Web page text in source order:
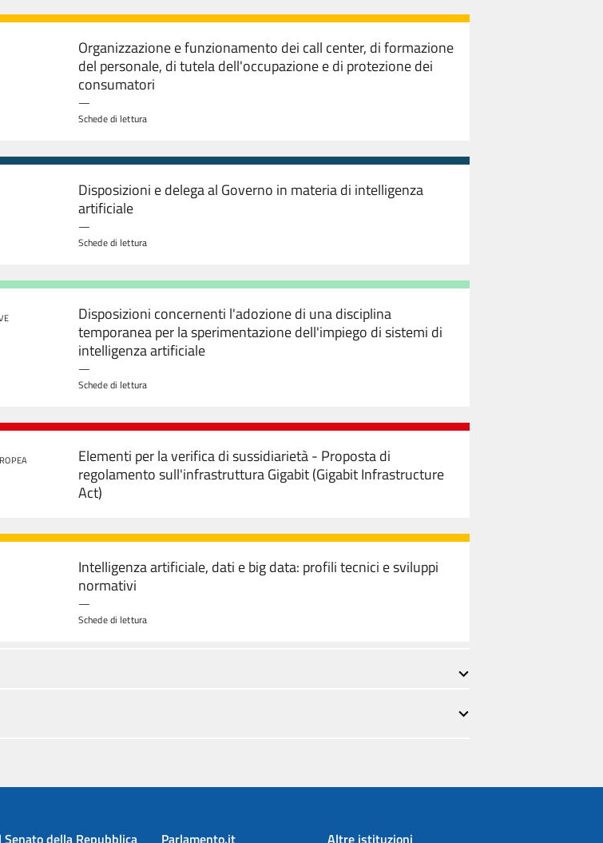
Organizzazione e funzionamento dei call center, di formazione
del personale, di tutela dell'occupazione e di protezione dei
consumatori
—
Schede di lettura
Disposizioni e delega al Governo in materia di intelligenza
artificiale
—
Schede di lettura
Disposizioni concernenti l'adozione di una disciplina
temporanea per la sperimentazione dell'impiego di sistemi di
intelligenza artificiale
—
Schede di lettura
Elementi per la verifica di sussidiarietà - Proposta di
regolamento sull'infrastruttura Gigabit (Gigabit Infrastructure
Act)
Intelligenza artificiale, dati e big data: profili tecnici e sviluppi
normativi
—
Schede di lettura
Senato della Repubblica Parlamento.it Altre istituzioni